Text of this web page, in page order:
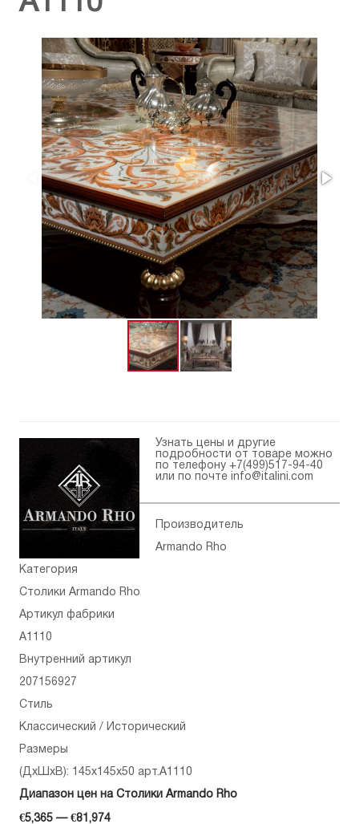
Узнать цены и другие
подробности от товаре можно
по телефону +7(499)517-94-40
или по почте
info@italini.com
Производитель
Armando Rho
Категория
Столики Armando Rho
Артикул фабрики
A1110
Внутренний артикул
207156927
Стиль
Классический / Исторический
Размеры
(ДхШхВ): 145x145x50 арт.A1110
Диапазон цен на Столики Armando Rho
€5,365 — €81,974